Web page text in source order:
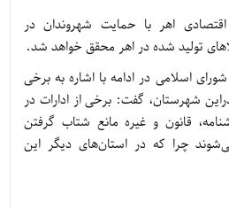
اهر با حمایت شهروندان در
تولید شده در اهر محقق خواهد شد.
اسلامی در ادامه با اشاره به برخی
شهرستان، گفت: برخی از ادارات در
قانون و غیره مانع شتاب گرفتن
چرا که در استان‌های دیگر این